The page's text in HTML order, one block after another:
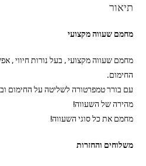
תיאור
מחמם שעווה מקצועי
מחמם שעווה מקצועי , בעל נורות חיווי ,
החימום.
עם בורר טמפרטורה לשליטה על החימום
מהירה של השעווה!
מחמם את כל סוגי השעווה!
משלוחים והחזרות